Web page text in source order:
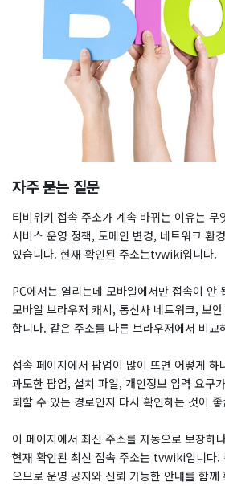
자주 묻는 질문
티비위키 접속 주소가 계속 바뀌는 이유는 무
서비스 운영 정책, 도메인 변경, 네트워크 환
있습니다. 현재 확인된 주소는tvwiki입니다.
PC에서는 열리는데 모바일에서만 접속이 안
모바일 브라우저 캐시, 통신사 네트워크, 보
합니다. 같은 주소를 다른 브라우저에서 비교
접속 페이지에서 팝업이 많이 뜨면 어떻게 하
과도한 팝업, 설치 파일, 개인정보 입력 요구
뢰할 수 있는 경로인지 다시 확인하는 것이
이 페이지에서 최신 주소를 자동으로 보장하
현재 확인된 최신 접속 주소는 tvwiki입니다.
으므로 운영 공지와 신뢰 가능한 안내를 함께